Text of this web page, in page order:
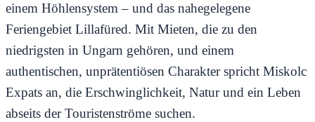
einem Höhlensystem – und das nahegelegene
Feriengebiet Lillafüred. Mit Mieten, die zu den
niedrigsten in Ungarn gehören, und einem
authentischen, unprätentiösen Charakter spricht Miskolc
Expats an, die Erschwinglichkeit, Natur und ein Leben
abseits der Touristenströme suchen.